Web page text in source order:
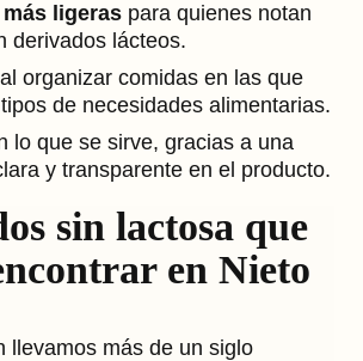
ligeras para quienes notan
derivados lácteos.
al organizar comidas en las que
de necesidades alimentarias.
lo que se sirve, gracias a una
y transparente en el producto.
sin lactosa que
en Nieto
llevamos más de un siglo